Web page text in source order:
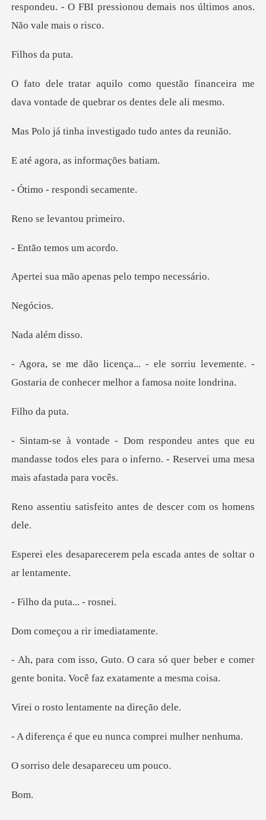
respondeu. - O FBI pressionou dem
s da
stão financeira me
dava vontade de
investigado tudo
, as inform
respondi
levantou
temos um
apenas pelo te
óci
além
sorriu levemente. -
Gostaria de conh
o da
que eu
mandasse todos eles para o inferno. -
eito antes de descer
rem pela escada antes d
a puta...
u a rir im
só quer beber e comer
gente bonita
lentamente n
ue eu nunca compr
le desaparec
o